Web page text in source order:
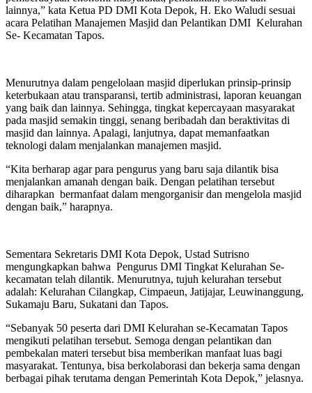
lainnya,” kata Ketua PD DMI Kota Depok, H. Eko Waludi sesuai
acara Pelatihan Manajemen Masjid dan Pelantikan DMI Kelurahan
Se- Kecamatan Tapos.
Menurutnya dalam pengelolaan masjid diperlukan prinsip-prinsip
keterbukaan atau transparansi, tertib administrasi, laporan keuangan
yang baik dan lainnya. Sehingga, tingkat kepercayaan masyarakat
pada masjid semakin tinggi, senang beribadah dan beraktivitas di
masjid dan lainnya. Apalagi, lanjutnya, dapat memanfaatkan
teknologi dalam menjalankan manajemen masjid.
“Kita berharap agar para pengurus yang baru saja dilantik bisa
menjalankan amanah dengan baik. Dengan pelatihan tersebut
diharapkan bermanfaat dalam mengorganisir dan mengelola masjid
dengan baik,” harapnya.
Sementara Sekretaris DMI Kota Depok, Ustad Sutrisno
mengungkapkan bahwa Pengurus DMI Tingkat Kelurahan Se-
kecamatan telah dilantik. Menurutnya, tujuh kelurahan tersebut
adalah: Kelurahan Cilangkap, Cimpaeun, Jatijajar, Leuwinanggung,
Sukamaju Baru, Sukatani dan Tapos.
“Sebanyak 50 peserta dari DMI Kelurahan se-Kecamatan Tapos
mengikuti pelatihan tersebut. Semoga dengan pelantikan dan
pembekalan materi tersebut bisa memberikan manfaat luas bagi
masyarakat. Tentunya, bisa berkolaborasi dan bekerja sama dengan
berbagai pihak terutama dengan Pemerintah Kota Depok,” jelasnya.